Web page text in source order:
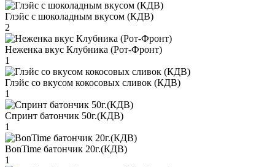
Глэйс с шоколадным вкусом (КДВ)
2
Неженка вкус Клубника (Рот-Фронт)
1
Глэйс со вкусом кокосовых сливок (КДВ)
1
Спринт батончик 50г.(КДВ)
1
BonTime батончик 20г.(КДВ)
1